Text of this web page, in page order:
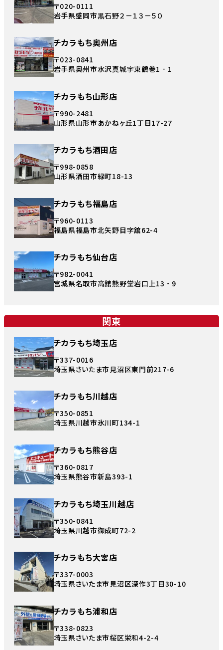
〒020-0111
岩手県盛岡市黒石野２－１３－５０
チカラもち奥州店
〒023-0841
岩手県奥州市水沢真城宇東鶴巻1‐1
チカラもち山形店
〒990-2481
山形県山形市あかねヶ丘1丁目17-27
チカラもち酒田店
〒998-0858
山形県酒田市緑町18-13
チカラもち福島店
〒960-0113
福島県福島市北矢野目字舘62-4
チカラもち仙台店
〒982-0041
宮城県名取市高舘熊野堂岩口上13‐9
関東
チカラもち埼玉店
〒337-0016
埼玉県さいたま市見沼区東門前217-6
チカラもち川越店
〒350-0851
埼玉県川越市氷川町134-1
チカラもち熊谷店
〒360-0817
埼玉県熊谷市新島393-1
チカラもち埼玉川越店
〒350-0841
埼玉県川越市御成町72-2
チカラもち大宮店
〒337-0003
埼玉県さいたま市見沼区深作3丁目30-10
チカラもち浦和店
〒338-0823
埼玉県さいたま市桜区栄和4-2-4